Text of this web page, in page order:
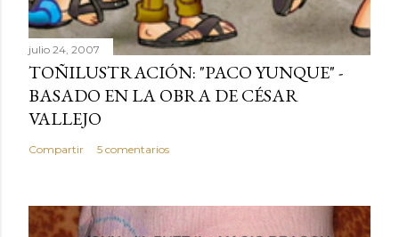
julio 24, 2007
TOÑILUSTRACIÓN: "PACO YUNQUE" -
BASADO EN LA OBRA DE CÉSAR
VALLEJO
Compartir 5 comentarios